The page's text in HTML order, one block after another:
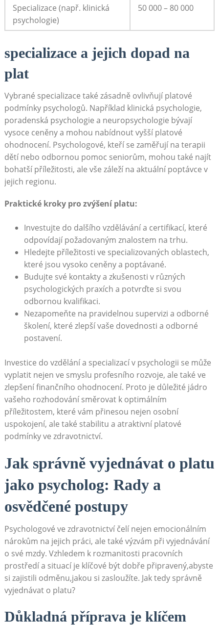
Specializace (např. klinická
psychologie)
50 000 – 80 000
specializace a jejich dopad na
plat
Vybrané specializace také zásadně ovlivňují platové
podmínky psychologů. Například klinická psychologie,
poradenská psychologie a neuropsychologie bývají
vysoce ceněny a mohou nabídnout vyšší platové
ohodnocení. Psychologové, kteří se zaměřují na terapii
dětí nebo odbornou pomoc seniorům, mohou také najít
bohatší příležitosti, ale vše záleží na aktuální poptávce v
jejich regionu.
Praktické kroky pro zvýšení platu:
Investujte do dalšího vzdělávání a certifikací, které
odpovídají požadovaným znalostem na trhu.
Hledejte příležitosti ve specializovaných oblastech,
které jsou vysoko ceněny a poptávané.
Budujte své kontakty a zkušenosti v různých
psychologických praxích a potvrďte si svou
odbornou kvalifikaci.
Nezapomeňte na pravidelnou supervizi a odborné
školení, které zlepší vaše dovednosti a odborné
postavení.
Investice do vzdělání a specializací v psychologii se může
vyplatit nejen ve smyslu profesního rozvoje, ale také ve
zlepšení finančního ohodnocení. Proto je důležité jádro
vašeho rozhodování směrovat k optimálním
příležitostem, které vám přinesou nejen osobní
uspokojení, ale také stabilitu a atraktivní platové
podmínky ve zdravotnictví.
Jak správně vyjednávat o platu
jako psycholog: Rady a
osvědčené postupy
Psychologové ve zdravotnictví čelí nejen emocionálním
nárokům na jejich práci, ale také výzvám při vyjednávání
o své mzdy. Vzhledem k rozmanitosti pracovních
prostředí a situací je klíčové být dobře připravený,abyste
si zajistili odměnu,jakou si zasloužíte. Jak tedy správně
vyjednávat o platu?
Důkladná příprava je klíčem